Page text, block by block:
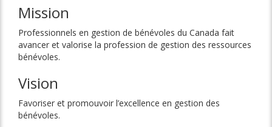
Mission
Professionnels en gestion de bénévoles du Canada fait
avancer et valorise la profession de gestion des ressources
bénévoles.
Vision
Favoriser et promouvoir l’excellence en gestion des
bénévoles.